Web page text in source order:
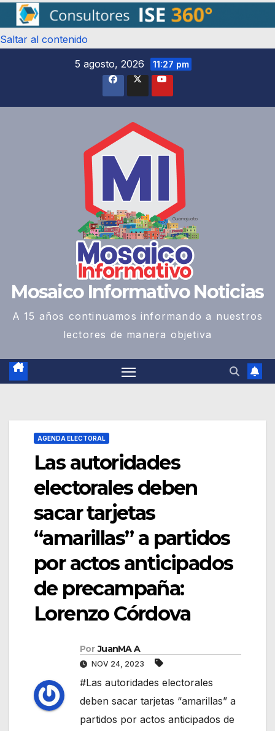
Saltar al contenido
5 agosto, 2026
11:27 pm
Mosaico Informativo Noticias
A 15 años continuamos informando a nuestros
lectores de manera objetiva
AGENDA ELECTORAL
Las autoridades
electorales deben
sacar tarjetas
“amarillas” a partidos
por actos anticipados
de precampaña:
Lorenzo Córdova
Por JuanMA A
NOV 24, 2023
#Las autoridades electorales
deben sacar tarjetas “amarillas” a
partidos por actos anticipados de